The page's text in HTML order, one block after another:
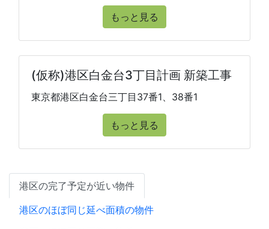
もっと見る
(仮称)港区白金台3丁目計画 新築工事
東京都港区白金台三丁目37番1、38番1
もっと見る
港区の完了予定が近い物件
港区のほぼ同じ延べ面積の物件